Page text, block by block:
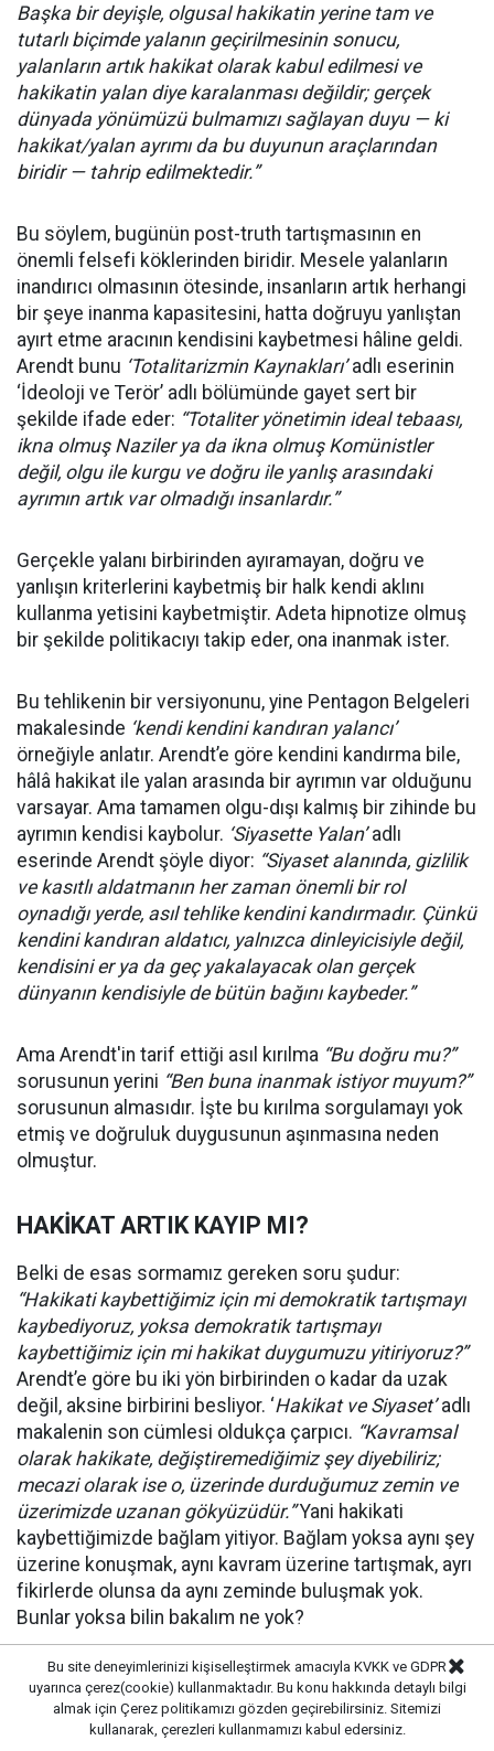
Başka bir deyişle, olgusal hakikatin yerine tam ve
tutarlı biçimde yalanın geçirilmesinin sonucu,
yalanların artık hakikat olarak kabul edilmesi ve
hakikatin yalan diye karalanması değildir; gerçek
dünyada yönümüzü bulmamızı sağlayan duyu — ki
hakikat/yalan ayrımı da bu duyunun araçlarından
biridir — tahrip edilmektedir.”
Bu söylem, bugünün post-truth tartışmasının en
önemli felsefi köklerinden biridir. Mesele yalanların
inandırıcı olmasının ötesinde, insanların artık herhangi
bir şeye inanma kapasitesini, hatta doğruyu yanlıştan
ayırt etme aracının kendisini kaybetmesi hâline geldi.
Arendt bunu ‘Totalitarizmin Kaynakları’adlı eserinin
‘İdeoloji ve Terör’ adlı bölümünde gayet sert bir
şekilde ifade eder: “Totaliter yönetimin ideal tebaası,
ikna olmuş Naziler ya da ikna olmuş Komünistler
değil, olgu ile kurgu ve doğru ile yanlış arasındaki
ayrımın artık var olmadığı insanlardır.”
Gerçekle yalanı birbirinden ayıramayan, doğru ve
yanlışın kriterlerini kaybetmiş bir halk kendi aklını
kullanma yetisini kaybetmiştir. Adeta hipnotize olmuş
bir şekilde politikacıyı takip eder, ona inanmak ister.
Bu tehlikenin bir versiyonunu, yine Pentagon Belgeleri
makalesinde ‘kendi kendini kandıran yalancı’
örneğiyle anlatır. Arendt’e göre kendini kandırma bile,
hâlâ hakikat ile yalan arasında bir ayrımın var olduğunu
varsayar. Ama tamamen olgu-dışı kalmış bir zihinde bu
ayrımın kendisi kaybolur. ‘Siyasette Yalan’adlı
eserinde Arendt şöyle diyor: “Siyaset alanında, gizlilik
ve kasıtlı aldatmanın her zaman önemli bir rol
oynadığı yerde, asıl tehlike kendini kandırmadır. Çünkü
kendini kandıran aldatıcı, yalnızca dinleyicisiyle değil,
kendisini er ya da geç yakalayacak olan gerçek
dünyanın kendisiyle de bütün bağını kaybeder.”
Ama Arendt'in tarif ettiği asıl kırılma “Bu doğru mu?”
sorusunun yerini “Ben buna inanmak istiyor muyum?”
sorusunun almasıdır. İşte bu kırılma sorgulamayı yok
etmiş ve doğruluk duygusunun aşınmasına neden
olmuştur.
HAKİKAT ARTIK KAYIP MI?
Belki de esas sormamız gereken soru şudur:
“Hakikati kaybettiğimiz için mi demokratik tartışmayı
kaybediyoruz, yoksa demokratik tartışmayı
kaybettiğimiz için mi hakikat duygumuzu yitiriyoruz?”
Arendt’e göre bu iki yön birbirinden o kadar da uzak
değil, aksine birbirini besliyor. ‘Hakikat ve Siyaset’adlı
makalenin son cümlesi oldukça çarpıcı. “Kavramsal
olarak hakikate, değiştiremediğimiz şey diyebiliriz;
mecazi olarak ise o, üzerinde durduğumuz zemin ve
üzerimizde uzanan gökyüzüdür.”Yani hakikati
kaybettiğimizde bağlam yitiyor. Bağlam yoksa aynı şey
üzerine konuşmak, aynı kavram üzerine tartışmak, ayrı
fikirlerde olunsa da aynı zeminde buluşmak yok.
Bunlar yoksa bilin bakalım ne yok?
Arendt’in bu son cümlesi aslında bize şunu söylüyor:
Demokrasi yalnızca insanların konuşabilmesi değildir.
İnsanların farklı fikirlerini aynı dünyada dile
Bu site deneyimlerinizi kişiselleştirmek amacıyla KVKK ve GDPR
uyarınca çerez(cookie) kullanmaktadır. Bu konu hakkında detaylı bilgi
almak için Çerez politikamızı gözden geçirebilirsiniz. Sitemizi
kullanarak, çerezleri kullanmamızı kabul edersiniz.